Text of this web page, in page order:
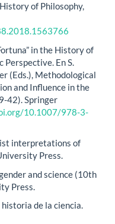
of Philosophy,
in the History of
Perspective. En S.
(Eds.), Methodological
and Influence in the
42). Springer
10.1007/978-3-
interpretations of
Press.
and science (10th
Press.
de la ciencia.